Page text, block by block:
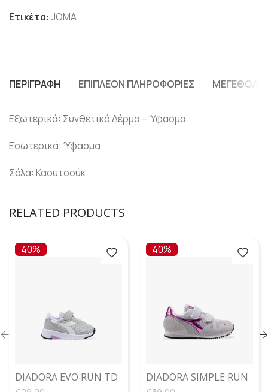
Ετικέτα: JOMA
ΠΕΡΙΓΡΑΦΉ ΕΠΙΠΛΈΟΝ ΠΛΗΡΟΦΟΡΊΕΣ
Εξωτερικά: Συνθετικό Δέρμα – Ύφασμα
Εσωτερικά: Ύφασμα
Σόλα: Καουτσούκ
RELATED PRODUCTS
40%
DIADORA EVO RUN TD
40%
DIADORA SIMPLE RUN